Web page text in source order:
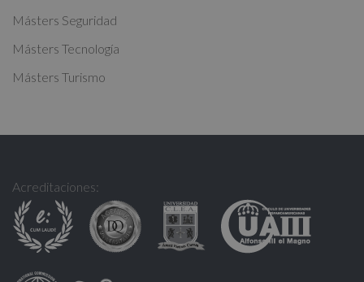
Másters Seguridad
Másters Tecnología
Másters Turismo
Acreditaciones: